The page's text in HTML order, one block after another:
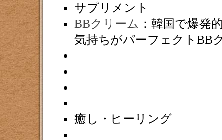
サプリメント
BBクリーム ：韓国で爆発
気持ちがパーフェクトBB
癒し・ヒーリング